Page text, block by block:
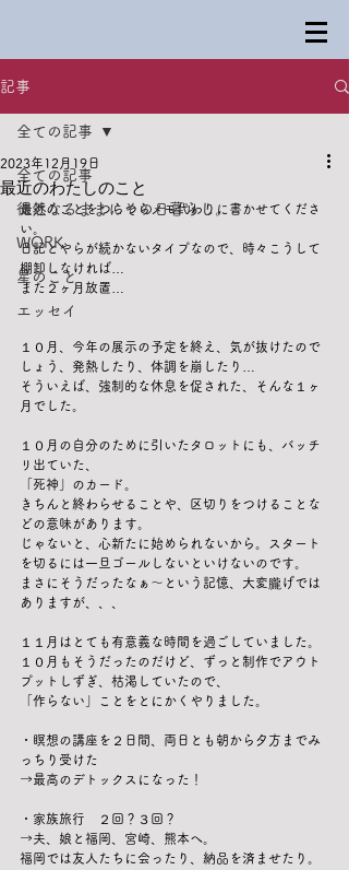
記事
全ての記事
徒然なるままにその日暮らし。
WORK
星のこと
エッセイ
全ての記事
最近のわたしのこと
2023年12月19日
最近のことをつらつらメモ代わりに書かせてくださ
い。
日記とやらが続かないタイプなので、時々こうして
棚卸しなければ…
また２ヶ月放置…
１０月、今年の展示の予定を終え、気が抜けたので
しょう、発熱したり、体調を崩したり…
そういえば、強制的な休息を促された、そんな１ヶ
月でした。
１０月の自分のために引いたタロットにも、バッチ
リ出ていた、
「死神」のカード。
きちんと終わらせることや、区切りをつけることな
どの意味があります。
じゃないと、心新たに始められないから。スタート
を切るには一旦ゴールしないといけないのです。
まさにそうだったなぁ〜という記憶、大変朧げでは
ありますが、、、
１１月はとても有意義な時間を過ごしていました。
１０月もそうだったのだけど、ずっと制作でアウト
プットしずぎ、枯渇していたので、
「作らない」ことをとにかくやりました。
・瞑想の講座を２日間、両日とも朝から夕方までみ
っちり受けた
→最高のデトックスになった！
・家族旅行　２回？３回？
→夫、娘と福岡、宮崎、熊本へ。
福岡では友人たちに会ったり、納品を済ませたり。